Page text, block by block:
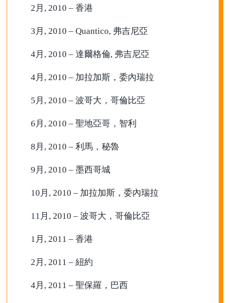
2月, 2010 – 香港
3月, 2010 – Quantico, 弗吉尼亞
4月, 2010 – 達爾格倫, 弗吉尼亞
4月, 2010 – 加拉加斯，委內瑞拉
5月, 2010 – 波哥大，哥倫比亞
6月, 2010 – 聖地亞哥，智利
8月, 2010 – 利馬，秘魯
9月, 2010 – 墨西哥城
10月, 2010 – 加拉加斯，委內瑞拉
11月, 2010 – 波哥大，哥倫比亞
1月, 2011 – 香港
2月, 2011 – 紐約
4月, 2011 – 聖保羅，巴西